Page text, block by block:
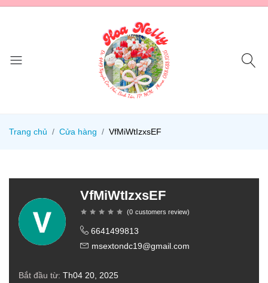
Trang chủ Cửa hàng VfMiWtIzxsEF
VfMiWtIzxsEF
(0 customers review)
6641499813
msextondc19@gmail.com
Bắt đầu từ: Th04 20, 2025